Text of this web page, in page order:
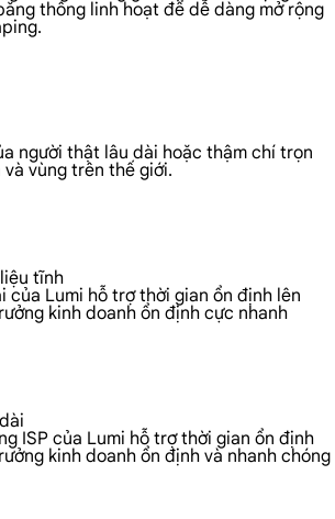
thông linh hoạt để dễ dàng mở rộng
người thật lâu dài hoặc thậm chí trọn
vùng trên thế giới.
tĩnh
của Lumi hỗ trợ thời gian ổn định lên
kinh doanh ổn định cực nhanh
ISP của Lumi hỗ trợ thời gian ổn định
kinh doanh ổn định và nhanh chóng